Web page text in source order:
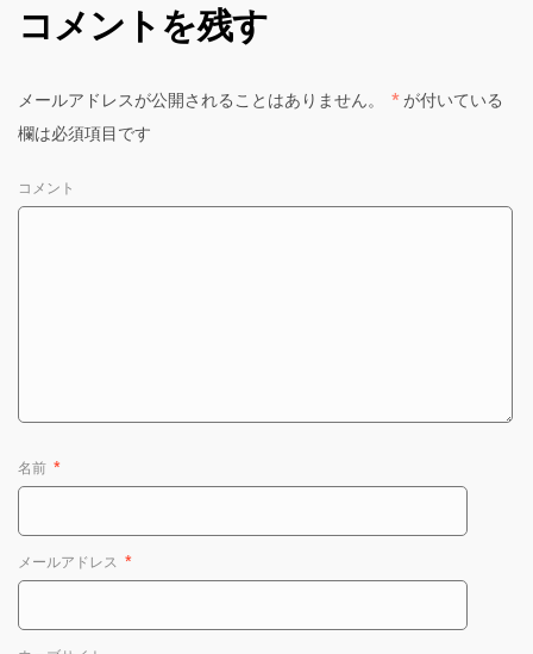
コメントを残す
メールアドレスが公開されることはありません。 * が付いている
欄は必須項目です
コメント
名前 *
メールアドレス *